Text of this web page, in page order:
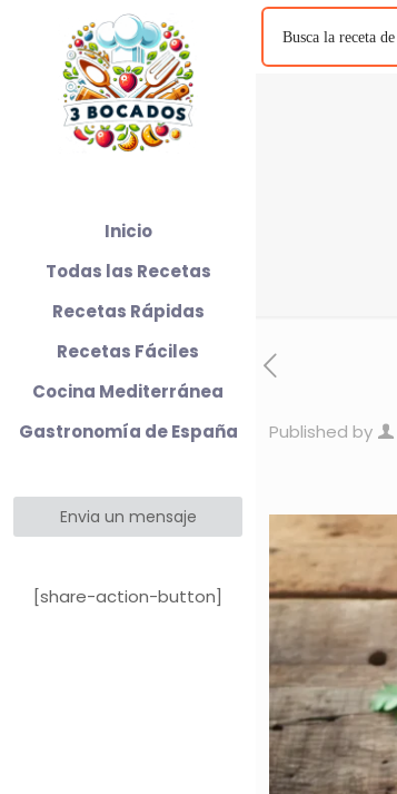
Published by
Inicio
Todas las Recetas
Recetas Rápidas
Recetas Fáciles
Cocina Mediterránea
Gastronomía de España
Envia un mensaje
[share-action-button]